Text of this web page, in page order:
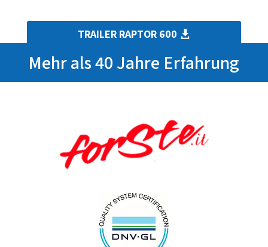
TRAILER RAPTOR 600
Mehr als 40 Jahre Erfahrung